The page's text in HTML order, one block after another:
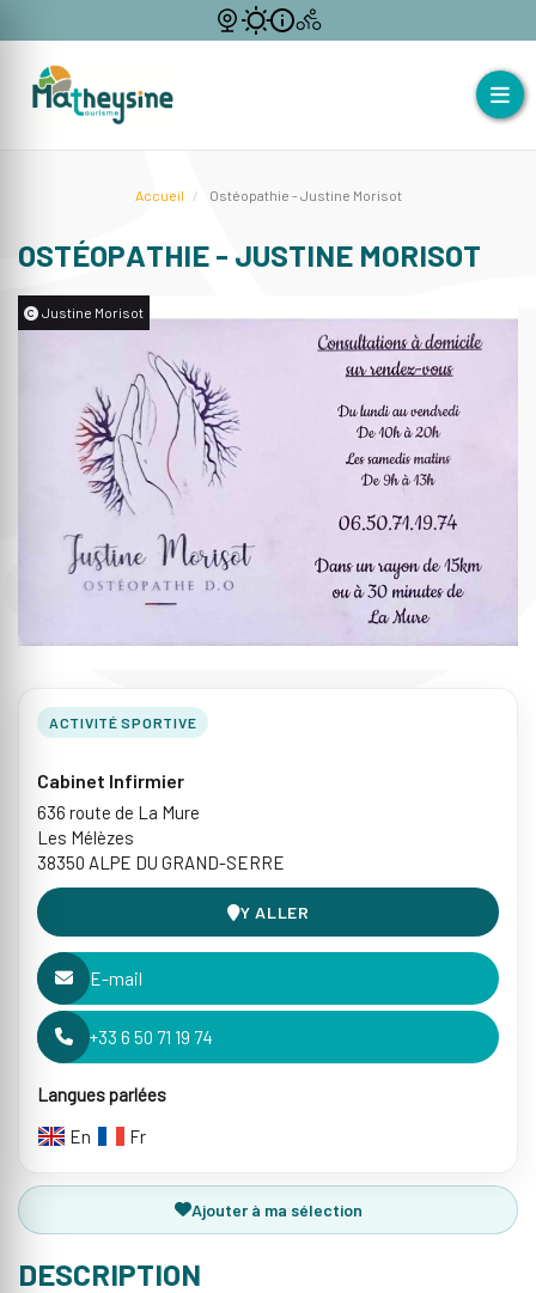
Accueil Ostéopathie - Justine Morisot
OSTÉOPATHIE - JUSTINE MORISOT
Justine Morisot
ACTIVITÉ SPORTIVE
Cabinet Infirmier
636 route de La Mure
Les Mélèzes
38350 ALPE DU GRAND-SERRE
Y ALLER
E-mail
+33 6 50 71 19 74
Langues parlées
En
Fr
Ajouter à ma sélection
DESCRIPTION